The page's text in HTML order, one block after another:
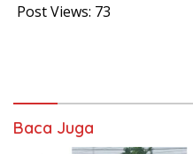
Post Views: 73
Baca Juga